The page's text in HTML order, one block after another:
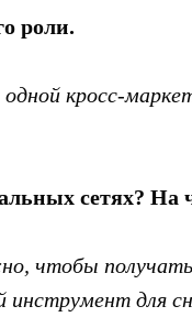
роли.
кросс-
сетях? На
чтобы
для